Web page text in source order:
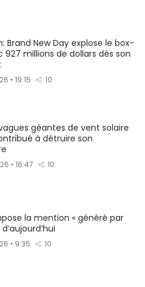
Brand New Day explose le box-
millions de dollars dès son
• 19:15 10
géantes de vent solaire
à détruire son
• 16:47 10
la mention « généré par
• 9:35 10